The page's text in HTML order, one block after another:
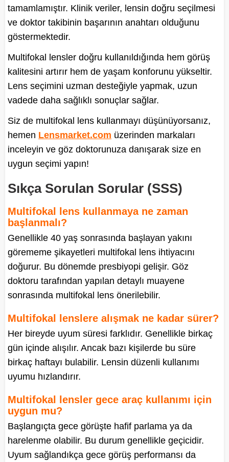
tamamlamıştır. Klinik veriler, lensin doğru seçilmesi
ve doktor takibinin başarının anahtarı olduğunu
göstermektedir.
Multifokal lensler doğru kullanıldığında hem görüş
kalitesini artırır hem de yaşam konforunu yükseltir.
Lens seçimini uzman desteğiyle yapmak, uzun
vadede daha sağlıklı sonuçlar sağlar.
Siz de multifokal lens kullanmayı düşünüyorsanız,
hemen Lensmarket.com üzerinden markaları
inceleyin ve göz doktorunuza danışarak size en
uygun seçimi yapın!
Sıkça Sorulan Sorular (SSS)
Multifokal lens kullanmaya ne zaman
başlanmalı?
Genellikle 40 yaş sonrasında başlayan yakını
görememe şikayetleri multifokal lens ihtiyacını
doğurur. Bu dönemde presbiyopi gelişir. Göz
doktoru tarafından yapılan detaylı muayene
sonrasında multifokal lens önerilebilir.
Multifokal lenslere alışmak ne kadar sürer?
Her bireyde uyum süresi farklıdır. Genellikle birkaç
gün içinde alışılır. Ancak bazı kişilerde bu süre
birkaç haftayı bulabilir. Lensin düzenli kullanımı
uyumu hızlandırır.
Multifokal lensler gece araç kullanımı için
uygun mu?
Başlangıçta gece görüşte hafif parlama ya da
harelenme olabilir. Bu durum genellikle geçicidir.
Uyum sağlandıkça gece görüş performansı da